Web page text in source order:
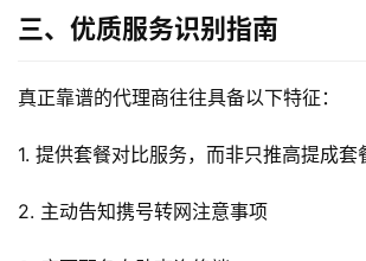
F
i
快
更
三、优质服务识别指南
真正靠谱的代理商往往具备以下特征：
1. 提供套餐对比服务，而非只推高提成套
2. 主动告知携号转网注意事项